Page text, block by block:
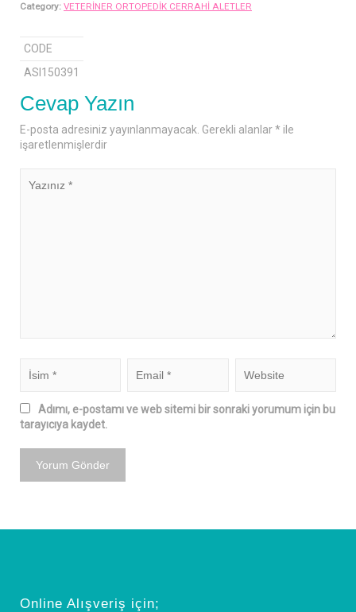
Category: VETERİNER ORTOPEDİK CERRAHİ ALETLER
CODE
ASI150391
Cevap Yazın
E-posta adresiniz yayınlanmayacak. Gerekli alanlar* ile
işaretlenmişlerdir
Adımı, e-postamı ve web sitemi bir sonraki yorumum için bu
tarayıcıya kaydet.
Online Alışveriş için;